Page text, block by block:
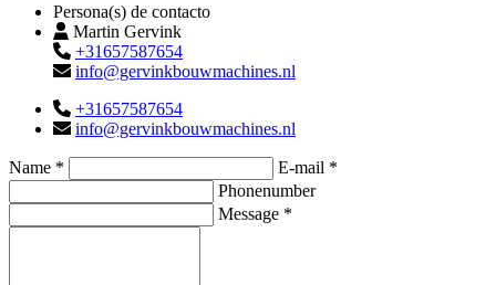
Persona(s) de contacto
Martin Gervink
+31657587654
info@gervinkbouwmachines.nl
+31657587654
info@gervinkbouwmachines.nl
Name *
E-mail *
Phonenumber
Message *